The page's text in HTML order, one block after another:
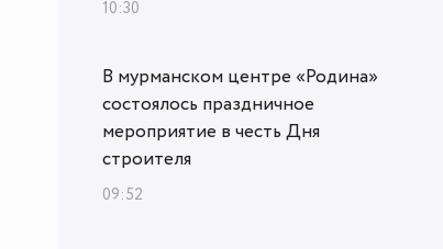
10:30
В мурманском центре «Родина»
состоялось праздничное
мероприятие в честь Дня
строителя
09:52